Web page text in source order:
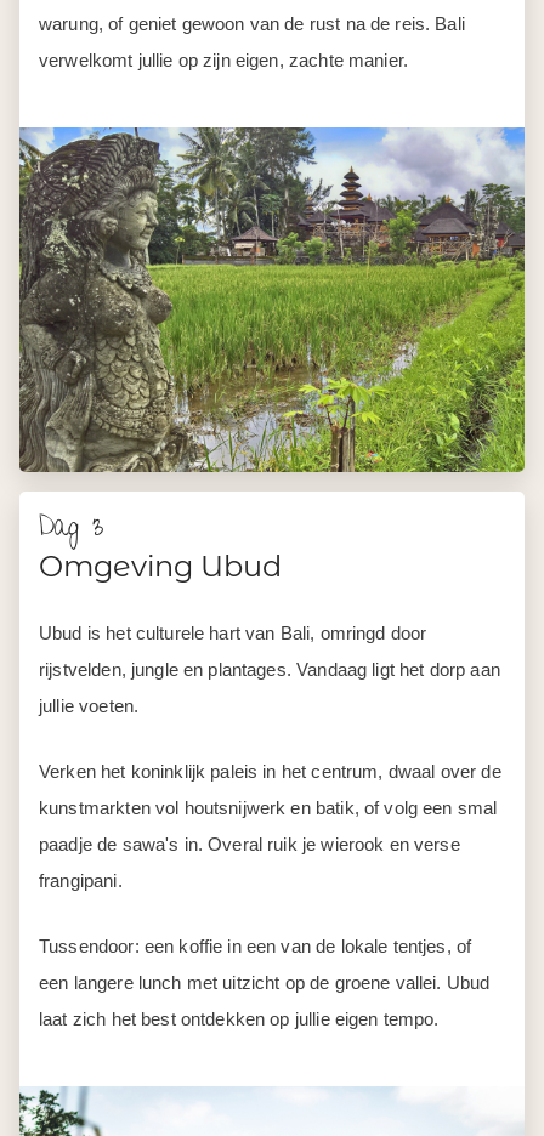
warung, of geniet gewoon van de rust na de reis. Bali
verwelkomt jullie op zijn eigen, zachte manier.
Dag 3
Omgeving Ubud
Ubud is het culturele hart van Bali, omringd door
rijstvelden, jungle en plantages. Vandaag ligt het dorp aan
jullie voeten.
Verken het koninklijk paleis in het centrum, dwaal over de
kunstmarkten vol houtsnijwerk en batik, of volg een smal
paadje de sawa's in. Overal ruik je wierook en verse
frangipani.
Tussendoor: een koffie in een van de lokale tentjes, of
een langere lunch met uitzicht op de groene vallei. Ubud
laat zich het best ontdekken op jullie eigen tempo.